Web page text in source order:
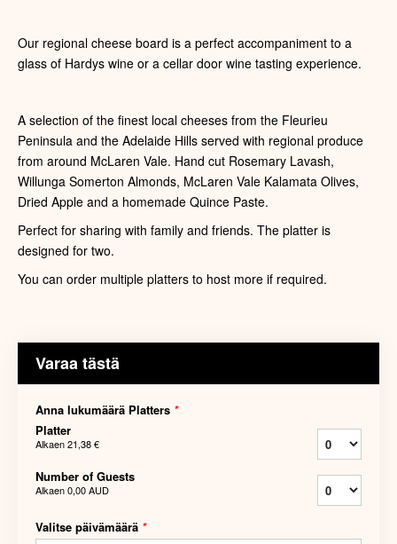
Our regional cheese board is a perfect accompaniment to a
glass of Hardys wine or a cellar door wine tasting experience.
A selection of the finest local cheeses from the Fleurieu
Peninsula and the Adelaide Hills served with regional produce
from around McLaren Vale. Hand cut Rosemary Lavash,
Willunga Somerton Almonds, McLaren Vale Kalamata Olives,
Dried Apple and a homemade Quince Paste.
Perfect for sharing with family and friends. The platter is
designed for two.
You can order multiple platters to host more if required.
Varaa tästä
Anna lukumäärä Platters *
Platter
Alkaen21,38 €
Number of Guests
Alkaen0,00 AUD
Valitse päivämäärä *